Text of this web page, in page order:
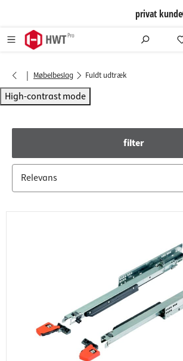
privat kunde
| Møbelbeslag Fuldt udtræk
High-contrast mode
filter